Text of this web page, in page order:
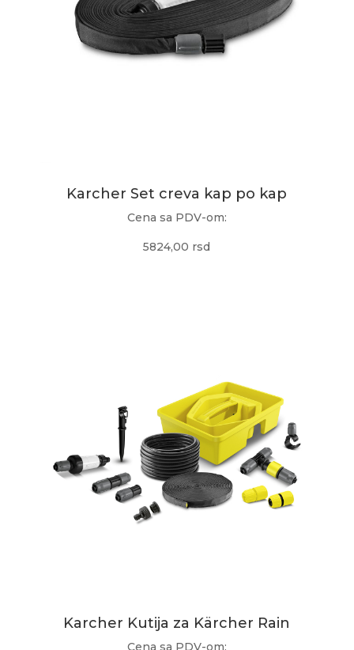
Karcher Set creva kap po kap
Cena sa PDV-om:
5824,00 rsd
Karcher Kutija za Kärcher Rain
Cena sa PDV-om: